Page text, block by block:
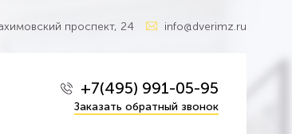
проспект, 24 info@dverimz.ru
+7(495) 991-05-95
Заказать обратный звонок